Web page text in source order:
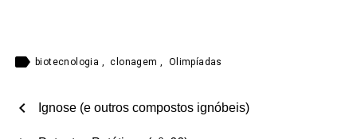
label biotecnologia , clonagem, Olimpíadas
chevron_left Ignose (e outros compostos ignóbeis)